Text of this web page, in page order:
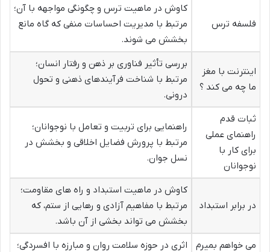
فلسفه ترس
کاوش در ماهیت ترس و چگونگی مواجهه با آن؛
مرتبط با مدیریت احساسات منفی که گاه مانع
بخشش می شوند.
اینترنت با مغز
ما چه می کند ؟
بررسی تأثیر فناوری بر ذهن و رفتار انسان؛
مرتبط با شناخت فرآیندهای ذهنی و تحول
درونی.
ثبات قدم
راهنمای عملی
برای کار با
نوجوانان
راهنمایی برای تربیت و تعامل با نوجوانان؛
مرتبط با پرورش فضایل اخلاقی و بخشش در
نسل جوان.
در برابر استبداد
کاوش در ماهیت استبداد و راه های مقاومت؛
مرتبط با مفاهیم آزادی و رهایی از ستم، که
بخشش می تواند بخشی از آن باشد.
می خواهم بمیرم
اثری در حوزه سلامت روان و مبارزه با افسردگی؛